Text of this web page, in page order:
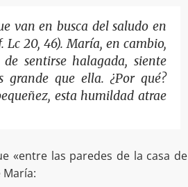
van en busca del saludo en
20, 46). María, en cambio,
sentirse halagada, siente
grande que ella. ¿Por qué?
esta humildad atrae
«entre las paredes de la casa de